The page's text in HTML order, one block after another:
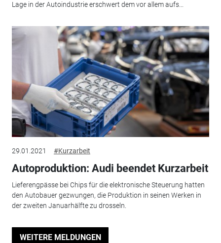
Lage in der Autoindustrie erschwert dem vor allem aufs...
29.01.2021 #Kurzarbeit
Autoproduktion: Audi beendet Kurzarbeit
Lieferengpässe bei Chips für die elektronische Steuerung hatten
den Autobauer gezwungen, die Produktion in seinen Werken in
der zweiten Januarhälfte zu drosseln.
WEITERE MELDUNGEN